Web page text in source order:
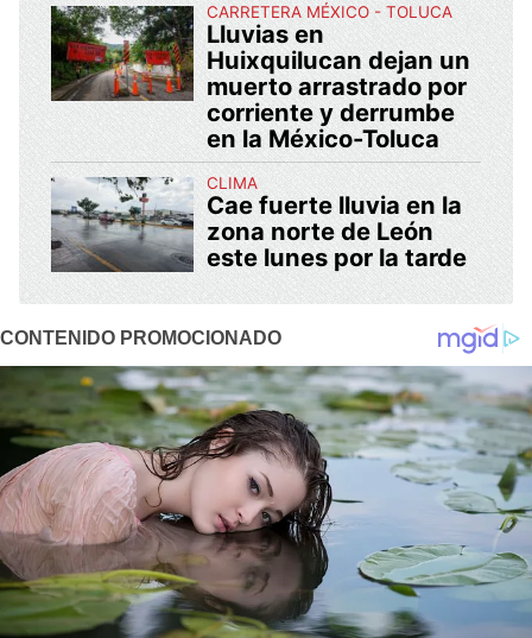
CARRETERA MÉXICO - TOLUCA
Lluvias en
Huixquilucan dejan un
muerto arrastrado por
corriente y derrumbe
en la México-Toluca
CLIMA
Cae fuerte lluvia en la
zona norte de León
este lunes por la tarde